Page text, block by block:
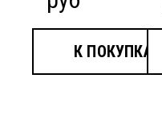
К ПОКУПКАМ